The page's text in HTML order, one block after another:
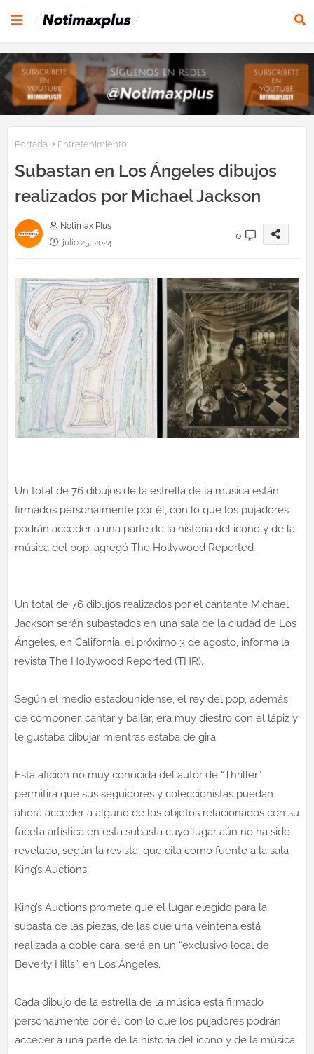
Portada Entretenimiento
Subastan en Los Ángeles dibujos
realizados por Michael Jackson
Notimax Plus
julio 25, 2024
0
Un total de 76 dibujos de la estrella de la música están
firmados personalmente por él, con lo que los pujadores
podrán acceder a una parte de la historia del icono y de la
música del pop, agregó The Hollywood Reported
Un total de 76 dibujos realizados por el cantante Michael
Jackson serán subastados en una sala de la ciudad de Los
Ángeles, en California, el próximo 3 de agosto, informa la
revista The Hollywood Reported (THR).
Según el medio estadounidense, el rey del pop, además
de componer, cantar y bailar, era muy diestro con el lápiz y
le gustaba dibujar mientras estaba de gira.
Esta afición no muy conocida del autor de “Thriller”
permitirá que sus seguidores y coleccionistas puedan
ahora acceder a alguno de los objetos relacionados con su
faceta artística en esta subasta cuyo lugar aún no ha sido
revelado, según la revista, que cita como fuente a la sala
King’s Auctions.
King’s Auctions promete que el lugar elegido para la
subasta de las piezas, de las que una veintena está
realizada a doble cara, será en un “exclusivo local de
Beverly Hills”, en Los Ángeles.
Cada dibujo de la estrella de la música está firmado
personalmente por él, con lo que los pujadores podrán
acceder a una parte de la historia del icono y de la música